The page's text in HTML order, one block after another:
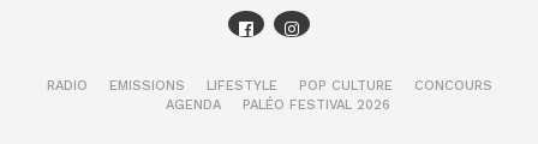
RADIO EMISSIONS LIFESTYLE POP CULTURE
CONCOURS
AGENDA
PALÉO FESTIVAL 2026